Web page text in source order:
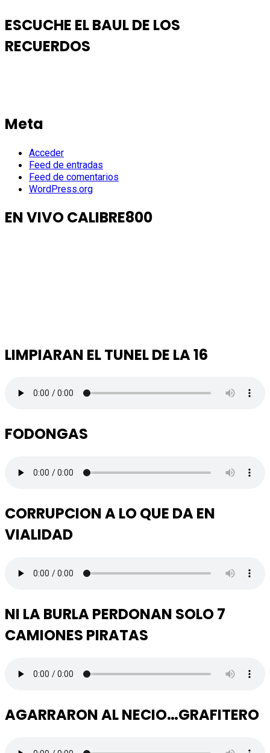
ESCUCHE EL BAUL DE LOS
RECUERDOS
Meta
Acceder
Feed de entradas
Feed de comentarios
WordPress.org
EN VIVO CALIBRE800
LIMPIARAN EL TUNEL DE LA 16
FODONGAS
CORRUPCION A LO QUE DA EN
VIALIDAD
NI LA BURLA PERDONAN SOLO 7
CAMIONES PIRATAS
AGARRARON AL NECIO…GRAFITERO